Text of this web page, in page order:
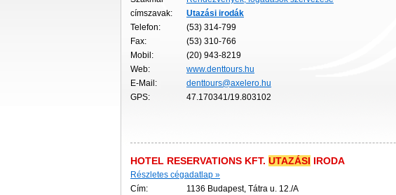
címszavak:
Utazási irodák
Telefon:
(53) 314-799
Fax:
(53) 310-766
Mobil:
(20) 943-8219
Web:
www.denttours.hu
E-Mail:
denttours@axelero.hu
GPS:
47.170341/19.803102
HOTEL RESERVATIONS KFT. UTAZÁSI IRODA
Részletes cégadatlap »
Cím:
1136 Budapest, Tátra u. 12./A